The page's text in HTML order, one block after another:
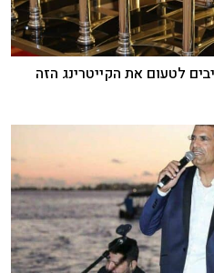
לטעום את הקייטרינג הזה